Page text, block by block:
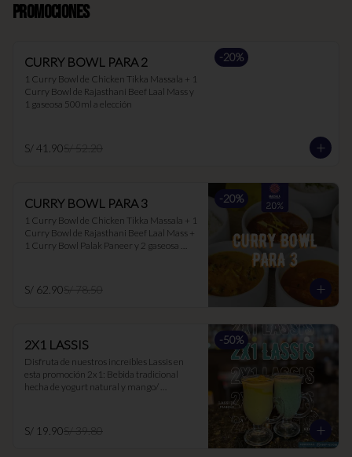
PROMOCIONES
-20%
CURRY BOWL PARA 2
1 Curry Bowl de Chicken Tikka Massala + 1
Curry Bowl de Rajasthani Beef Laal Mass y
1 gaseosa 500ml a elección
S/ 41.90S/ 52.20
-20%
CURRY BOWL PARA 3
1 Curry Bowl de Chicken Tikka Massala + 1
Curry Bowl de Rajasthani Beef Laal Mass +
1 Curry Bowl Palak Paneer y 2 gaseosa
S/ 62.90S/ 78.50
-50%
2X1 LASSIS
Disfruta de nuestros increíbles Lassis en
esta promoción 2x1: Bebida tradicional
hecha de yogurt natural y mango/
picante y es muy buen digestivo.
S/ 19.90S/ 39.80